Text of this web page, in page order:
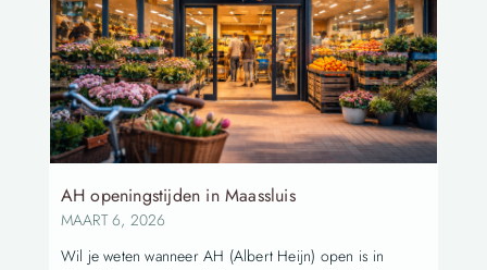
AH openingstijden in Maassluis
MAART 6, 2026
Wil je weten wanneer AH (Albert Heijn) open is in